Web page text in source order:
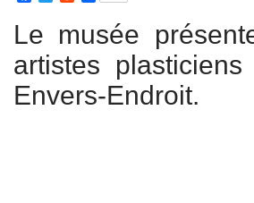
Le musée
artistes
Envers-Endroit.